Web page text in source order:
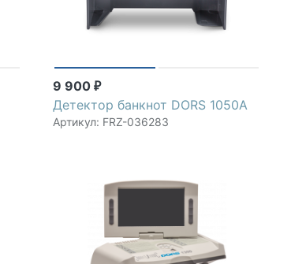
9 900₽
Детектор банкнот DORS 1050А
Артикул: FRZ-036283